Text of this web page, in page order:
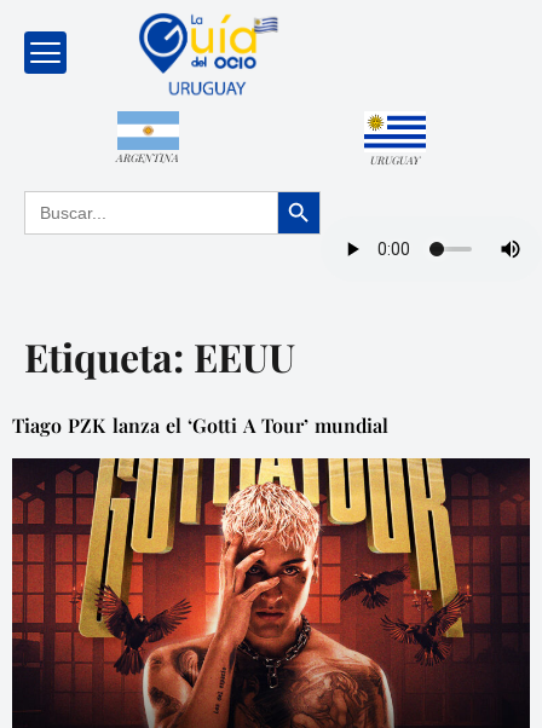
ARGENTINA URUGUAY
Buscar: Botón de búsqueda
Etiqueta: EEUU
Tiago PZK lanza el ‘Gotti A Tour’ mundial